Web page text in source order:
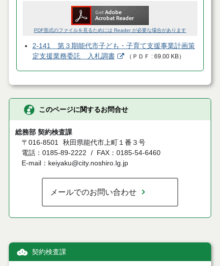
PDF形式のファイルを見るためには Reader が必要な場合があります
2-141 第３期能代市子ども・子育て支援事業計画策
定支援業務委託 入札調書
（ ＰＤＦ 69.00 KB）
このページに関するお問合せ
総務部 契約検査課
〒016-8501 秋田県能代市上町１番３号
電話：0185-89-2222
FAX：0185-54-6460
E-mail：keiyaku@city.noshiro.lg.jp
メールでのお問い合わせ
契約検査課